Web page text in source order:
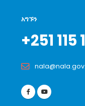
አግኙን
+251